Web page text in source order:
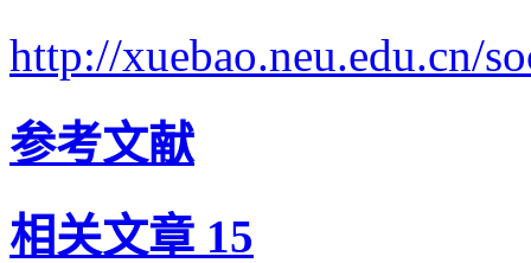
http://xuebao.neu.edu.cn/
参考文献
相关文章 15